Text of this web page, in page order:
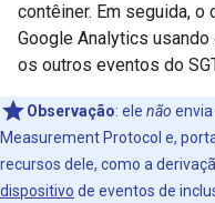
contêiner. Em seguida,
Google Analytics
os outros eventos do
Observação: ele não
Measurement Protocol e,
recursos dele, como a
dispositivo de eventos de